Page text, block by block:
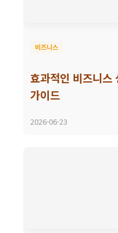
비즈니스
효과적인 비즈니스
가이드
2026-06-23